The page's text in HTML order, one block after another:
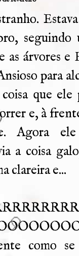
seguindo
as árvores
para
que ele
e, à
Agora
a coisa
clareira e...
como
⚡